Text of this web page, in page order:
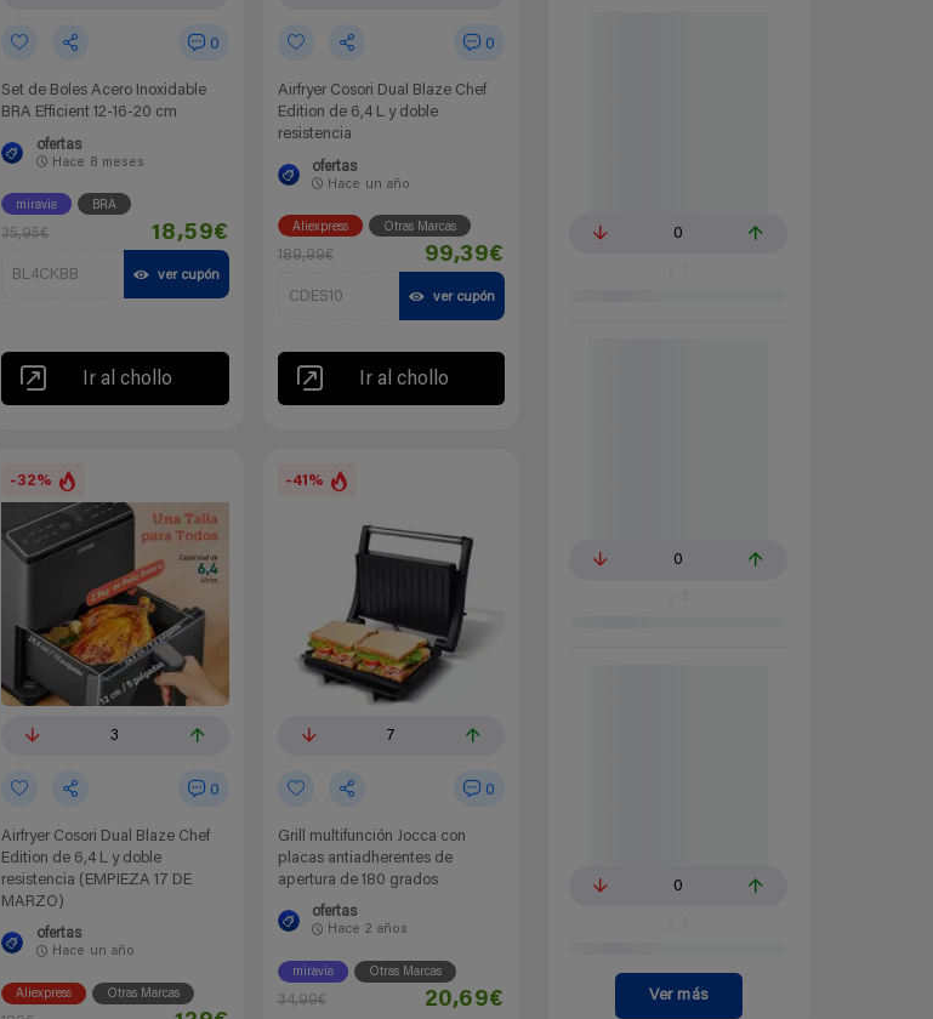
0
Set de Boles Acero Inoxidable
BRA Efficient 12-16-20 cm
ofertas
Hace 8 meses
miravia BRA
35,95€ 18,59€
BL4CKBB ver cupón
Ir al chollo
0
Airfryer Cosori Dual Blaze Chef
Edition de 6,4 L y doble
resistencia
ofertas
Hace un año
Aliexpress Otras Marcas
189,99€ 99,39€
CDES10 ver cupón
Ir al chollo
-32%
3
0
Airfryer Cosori Dual Blaze Chef
Edition de 6,4 L y doble
resistencia (EMPIEZA 17 DE
MARZO)
ofertas
Hace un año
Aliexpress Otras Marcas
-41%
7
0
Grill multifunción Jocca con
placas antiadherentes de
apertura de 180 grados
ofertas
Hace 2 años
miravia Otras Marcas
34,99€ 20,69€
0
0
0
Ver más